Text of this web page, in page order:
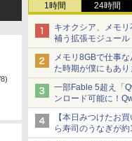
1時間 24時間
キオクシア、メモ
補う拡張モジュール
メモリ8GBで仕事
た時期が僕にもあり
一部Fable 5超え「
ンロード可能に！
【本日みつけたお
ら寿司のうなぎが約